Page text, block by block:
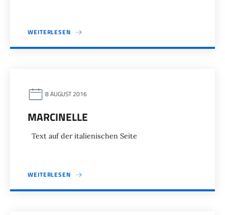
WEITERLESEN
8 AUGUST 2016
MARCINELLE
Text auf der italienischen Seite
WEITERLESEN